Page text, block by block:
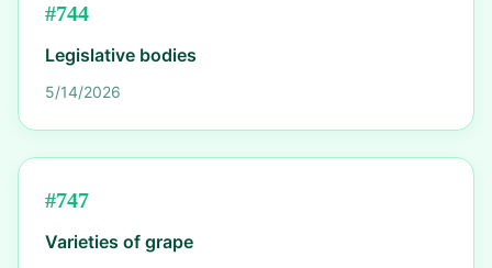
#744
Legislative bodies
5/14/2026
#747
Varieties of grape